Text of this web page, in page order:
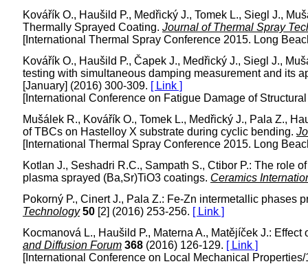
Kovářík O., Haušild P., Medřický J., Tomek L., Siegl J.,
Thermally Sprayed Coating. Journal of Thermal Spray
[International Thermal Spray Conference 2015. Long
Kovářík O., Haušild P., Čapek J., Medřický J., Siegl J.,
testing with simultaneous damping measurement and its
[January] (2016) 300-309. [ Link ]
[International Conference on Fatigue Damage of
Mušálek R., Kovářík O., Tomek L., Medřický J., Pala Z.,
of TBCs on Hastelloy X substrate during cyclic bending.
[International Thermal Spray Conference 2015. Long
Kotlan J., Seshadri R.C., Sampath S., Ctibor P.: The role
plasma sprayed (Ba,Sr)TiO3 coatings. Ceramics
Pokorný P., Cinert J., Pala Z.: Fe-Zn intermetallic
Technology 50 [2] (2016) 253-256. [ Link ]
Kocmanová L., Haušild P., Materna A., Matějíček J.:
and Diffusion Forum 368 (2016) 126-129. [ Link ]
[International Conference on Local Mechanical